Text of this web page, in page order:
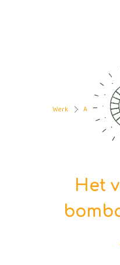
Werk > Audio >
Het